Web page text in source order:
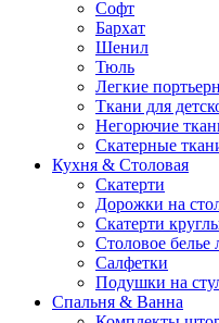
Софт
Бархат
Шенил
Тюль
Легкие
Ткани для
Негорючие
Скатерные
Кухня & Столовая
Скатерти
Дорожки на
Скатерти
Столовое белье
Салфетки
Подушки на
Спальня & Ванна